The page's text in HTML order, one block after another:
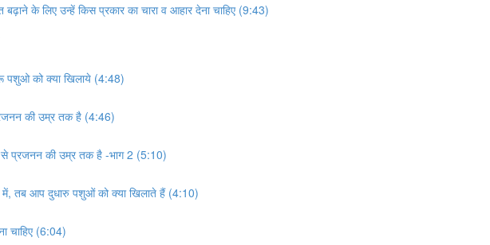
के लिए उन्हें किस प्रकार का चारा व आहार देना चाहिए (9:43)
पशुओ को क्या खिलाये (4:48)
की उम्र तक है (4:46)
प्रजनन की उम्र तक है -भाग 2 (5:10)
तब आप दुधारु पशुओं को क्या खिलाते हैं (4:10)
चाहिए (6:04)